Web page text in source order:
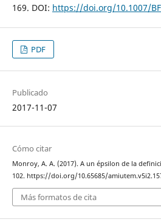
169. DOI: https://doi.org/10.1007/
PDF
Publicado
2017-11-07
Cómo citar
Monroy, A. A. (2017). A un épsilon de la
102. https://doi.org/10.65685/
Más formatos de cita